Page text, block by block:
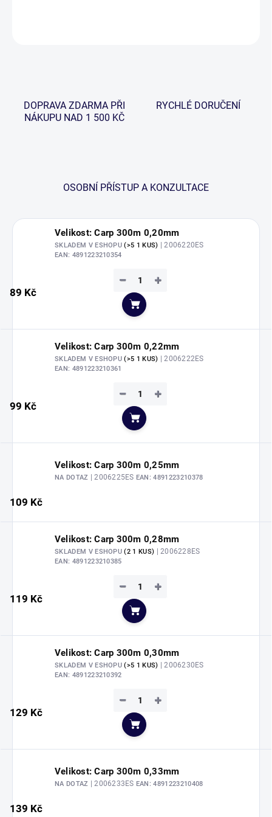
DOPRAVA ZDARMA PŘI
NÁKUPU NAD 1 500 KČ
RYCHLÉ DORUČENÍ
OSOBNÍ PŘÍSTUP A KONZULTACE
Velikost: Carp 300m 0,20mm
SKLADEM V ESHOPU(>5 1 KUS) | 2006220ES
EAN: 4891223210354
89 Kč
+
−
Do košíku
Velikost: Carp 300m 0,22mm
SKLADEM V ESHOPU(>5 1 KUS) | 2006222ES
EAN: 4891223210361
99 Kč
+
−
Do košíku
Velikost: Carp 300m 0,25mm
NA DOTAZ | 2006225ES EAN: 4891223210378
109 Kč
Velikost: Carp 300m 0,28mm
SKLADEM V ESHOPU(2 1 KUS) | 2006228ES
EAN: 4891223210385
119 Kč
+
−
Do košíku
Velikost: Carp 300m 0,30mm
SKLADEM V ESHOPU(>5 1 KUS) | 2006230ES
EAN: 4891223210392
129 Kč
+
−
Do košíku
Velikost: Carp 300m 0,33mm
NA DOTAZ | 2006233ES EAN: 4891223210408
139 Kč